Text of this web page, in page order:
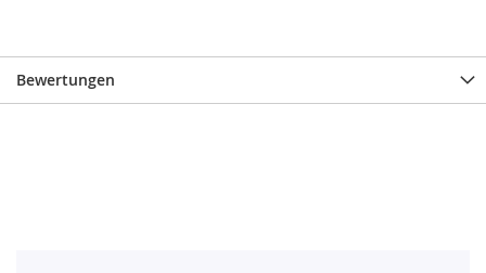
Bewertungen